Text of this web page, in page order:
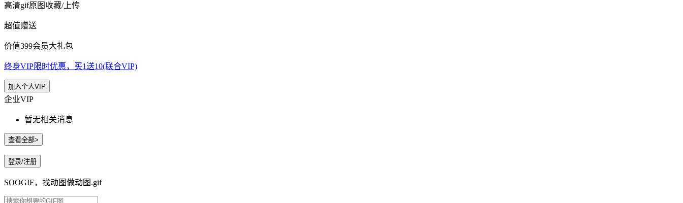
高清gif原图收藏/上传
超值赠送
价值399会员大礼包
终身VIP限时优惠，买1送10(联合VIP)
加入个人VIP
企业VIP
暂无相关消息
查看全部>
登录/注册
SOOGIF，找动图做动图.gif